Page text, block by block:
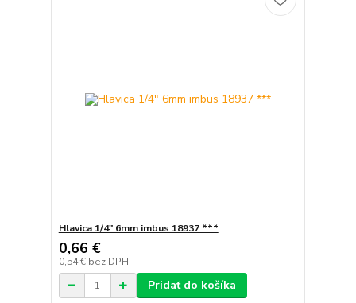
Hlavica 1/4" 6mm imbus 18937 ***
0,66 €
0,54 € bez DPH
Pridať do košíka